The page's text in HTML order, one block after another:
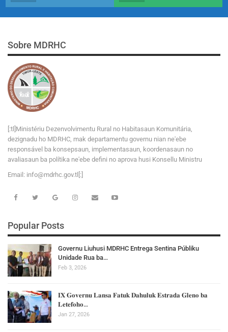
Sobre MDRHC
[:tl]Ministériu Dezenvolvimentu Rural no Habitasaun Komunitária,
dezignadu ho MDRHC, mak departamentu governu nian ne'ebe
responsável ba konsepsaun, implementasaun, koordenasaun no
avaliasaun ba polítika ne'ebe defini no aprova husi Konsellu Ministru
Email: info@md rhc.gov.tl[:]
Popular Posts
Governu Liuhusi MDRHC Entrega Sentina Públiku
Unidade Rua ba…
Feb 3, 2026
𝐈𝐗 𝐆𝐨𝐯𝐞𝐫𝐧𝐮 𝐋𝐚𝐧𝐬𝐚 𝐅𝐚𝐭𝐮𝐤 𝐃𝐚𝐡𝐮𝐥𝐮𝐤 𝐄𝐬𝐭𝐫𝐚𝐝𝐚 𝐆𝐥𝐞𝐧𝐨 𝐛𝐚
𝐋𝐞𝐭𝐞𝐟𝐨𝐡𝐨…
Jan 27, 2026